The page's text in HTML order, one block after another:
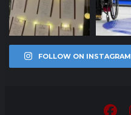
FOLLOW ON INSTAGRAM